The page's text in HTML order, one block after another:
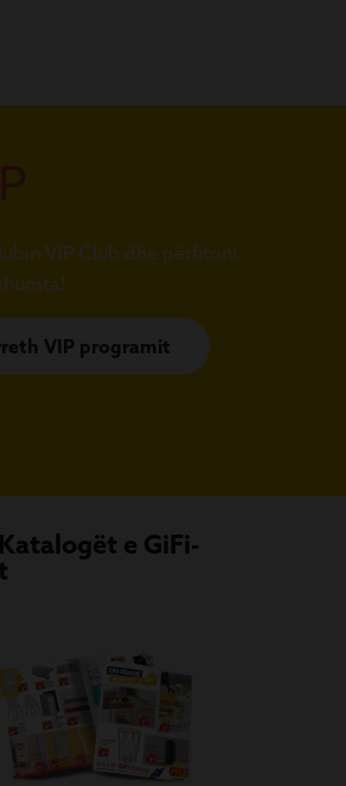
VIP Club dhe përfitoni
VIP programit
Katalogët e GiFi-
t